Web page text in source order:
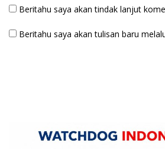
Beritahu saya akan tindak lanjut
Beritahu saya akan tulisan baru